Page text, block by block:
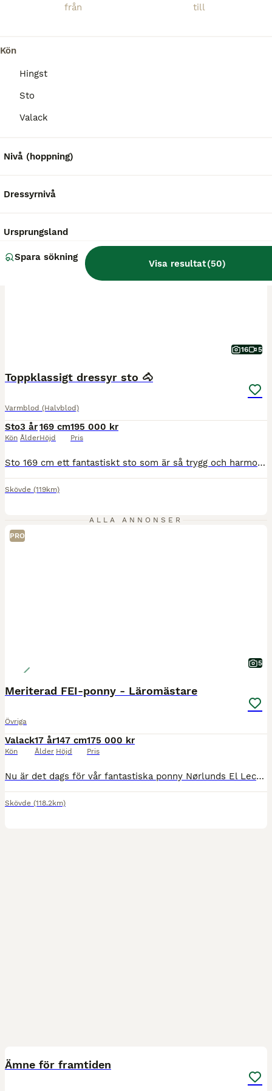
Kön
Hingst
Sto
Valack
Nivå (hoppning)
Dressyrnivå
Ursprungsland
Spara sökning
Visa resultat(50)
16 5
Toppklassigt dressyr sto 🐴
Varmblod (Halvblod)
Sto
Kön
3 år
Ålder
169 cm
Höjd
195 000 kr
Pris
Sto 169 cm ett fantastiskt sto som är så trygg och harmonisk i alla situationer helt okomplicerad i all hantering samt ridning är bara hoppa upp och rida på henne fast hon stått i flera veckor. Är inriden förra sommaren och sen vilat hela vintern sen visad på 3 årstestet riden . Hon är van att ridas ut och riden i trafik utan några problem. En helt okomplicerad häst . En
Skövde (119km)
ALLA ANNONSER
PRO
5
Meriterad FEI-ponny - Läromästare
Övriga
Valack
Kön
17 år
Ålder
147 cm
Höjd
175 000 kr
Pris
Nu är det dags för vår fantastiska ponny Nørlunds El Leconte (Ludvig) att hitta sin nästa ryttare. Ludvig är en 17-årig D-ponnyvalack med fina meriter. Han har deltagit i flera individuella SM och La
Skövde (118.2km)
Ämne för framtiden